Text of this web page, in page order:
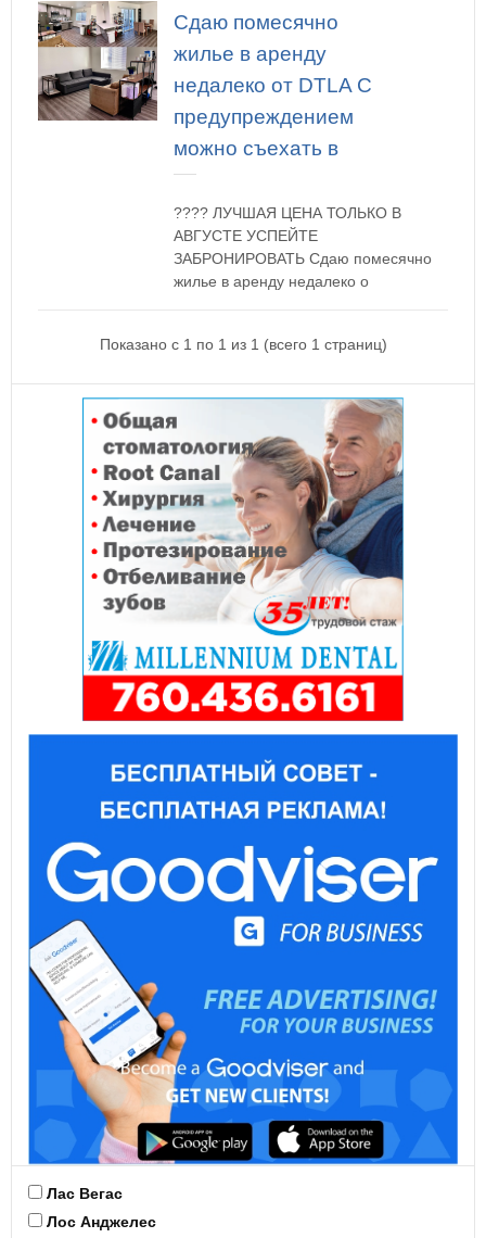
Сдаю помесячно
жилье в аренду
недалеко от DTLA С
предупреждением
можно съехать в
???? ЛУЧШАЯ ЦЕНА ТОЛЬКО В
АВГУСТЕ УСПЕЙТЕ
ЗАБРОНИРОВАТЬ Сдаю помесячно
жилье в аренду недалеко о
Показано с 1 по 1 из 1 (всего 1 страниц)
Лас Вегас
Лос Анджелес